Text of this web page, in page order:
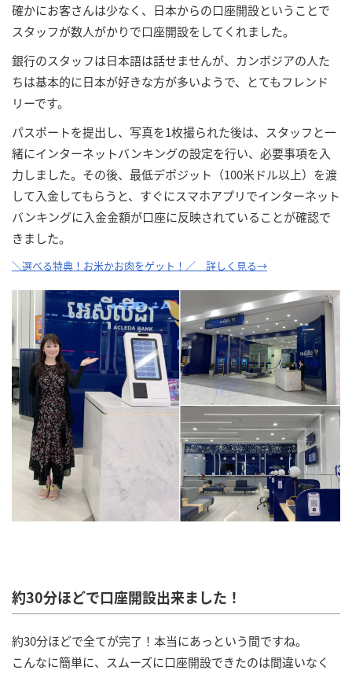
確かにお客さんは少なく、日本からの口座開設ということで
スタッフが数人がかりで口座開設をしてくれました。
銀行のスタッフは日本語は話せませんが、カンボジアの人た
ちは基本的に日本が好きな方が多いようで、とてもフレンド
リーです。
パスポートを提出し、写真を1枚撮られた後は、スタッフと一
緒にインターネットバンキングの設定を行い、必要事項を入
力しました。その後、最低デポジット（100米ドル以上）を渡
して入金してもらうと、すぐにスマホアプリでインターネット
バンキングに入金金額が口座に反映されていることが確認で
きました。
＼選べる特典！お米かお肉をゲット！／ 詳しく見る→
約30分ほどで口座開設出来ました！
約30分ほどで全てが完了！本当にあっという間ですね。
こんなに簡単に、スムーズに口座開設できたのは間違いなく